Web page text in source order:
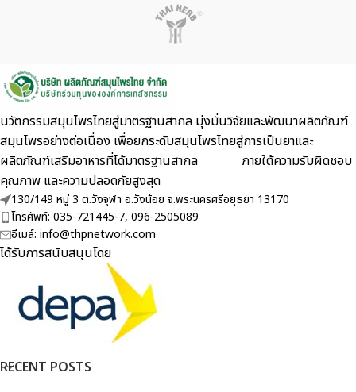
นวัตกรรมสมุนไพรไทยสู่มาตรฐานสากล มุ่งมั่นวิจัยและพัฒนาผลิตภัณฑ์
สมุนไพรอย่างต่อเนื่อง เพื่อยกระดับสมุนไพรไทยสู่การเป็นยาและ
ผลิตภัณฑ์เสริมอาหารที่ได้มาตรฐานสากล ภายใต้ความรับผิดชอบ
คุณภาพ และความปลอดภัยสูงสุด
130/149 หมู่ 3 ต.วังจุฬา อ.วังน้อย จ.พระนครศรีอยุธยา 13170
โทรศัพท์: 035-721445-7, 096-2505089
อีเมล์: info@thpnetwork.com
ได้รับการสนับสนุนโดย
RECENT POSTS